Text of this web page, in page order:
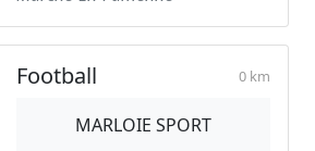
Football 0 km
MARLOIE SPORT